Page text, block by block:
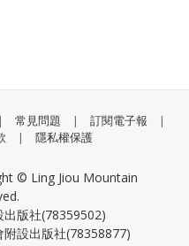
| 常見問題 | 訂閱電子報
|
| 隱私權保護
© Ling Jiou Mountain
版社(78359502)
設出版社(78358877)